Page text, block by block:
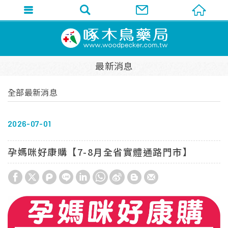
最新消息
全部最新消息
01
07
2026
孕媽咪好康購【7-8月全省實體通路門市】